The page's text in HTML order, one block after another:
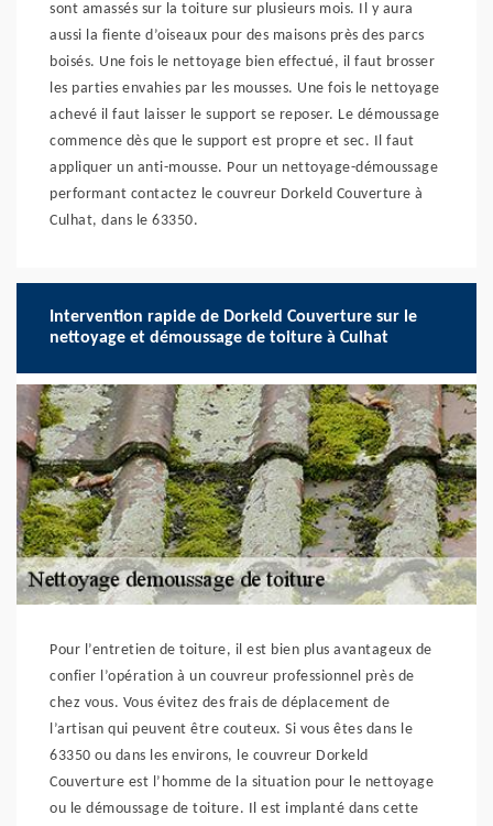
sont amassés sur la toiture sur plusieurs mois. Il y aura
aussi la fiente d’oiseaux pour des maisons près des parcs
boisés. Une fois le nettoyage bien effectué, il faut brosser
les parties envahies par les mousses. Une fois le nettoyage
achevé il faut laisser le support se reposer. Le démoussage
commence dès que le support est propre et sec. Il faut
appliquer un anti-mousse. Pour un nettoyage-démoussage
performant contactez le couvreur Dorkeld Couverture à
Culhat, dans le 63350.
Intervention rapide de Dorkeld Couverture sur le
nettoyage et démoussage de toiture à Culhat
Pour l’entretien de toiture, il est bien plus avantageux de
confier l’opération à un couvreur professionnel près de
chez vous. Vous évitez des frais de déplacement de
l’artisan qui peuvent être couteux. Si vous êtes dans le
63350 ou dans les environs, le couvreur Dorkeld
Couverture est l’homme de la situation pour le nettoyage
ou le démoussage de toiture. Il est implanté dans cette